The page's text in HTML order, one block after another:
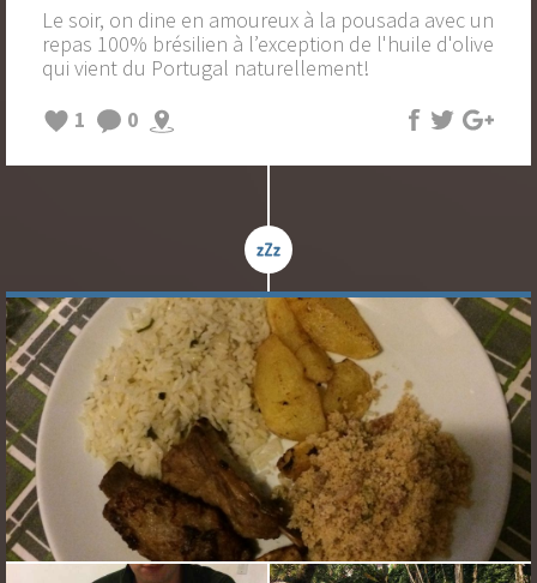
Le soir, on dine en amoureux à la pousada avec un
repas 100% brésilien à l’exception de l'huile d'olive
qui vient du Portugal naturellement!
1
0